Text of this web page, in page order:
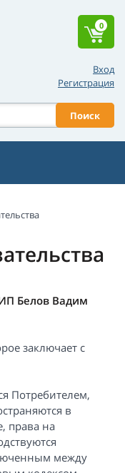
Вход
Регистрация
Поиск
0
Белов Вадим
заключает с
Потребителем,
в
права на
между